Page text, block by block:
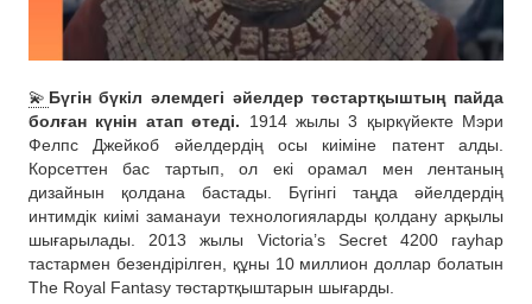
💫 Бүгін бүкіл әлемдегі әйелдер төстартқыштың пайда
болған күнін атап өтеді. 1914 жылы 3 қыркүйекте Мэри
Фелпс Джейкоб әйелдердің осы киіміне патент алды.
Корсеттен бас тартып, ол екі орамал мен лентаның
дизайнын қолдана бастады. Бүгінгі таңда әйелдердің
интимдік киімі заманауи технологияларды қолдану арқылы
шығарылады. 2013 жылы Victoria’s Secret 4200 гауһар
тастармен безендірілген, құны 10 миллион доллар болатын
The Royal Fantasy төстартқыштарын шығарды.